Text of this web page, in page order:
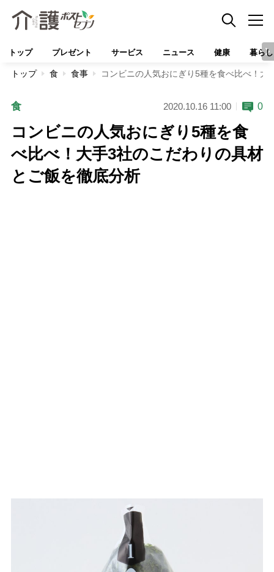
トップ プレゼント サービス ニュース 健康 暮らし
トップ 食 食事 コンビニの人気おにぎり5種を食べ比べ！
食 2020.10.16 11:00 0
コンビニの人気おにぎり5種を食
べ比べ！大手3社のこだわりの具材
とご飯を徹底分析